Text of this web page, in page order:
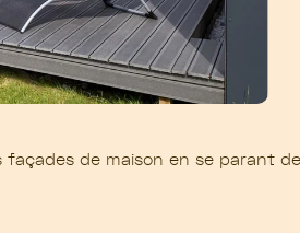
façades de maison en se parant